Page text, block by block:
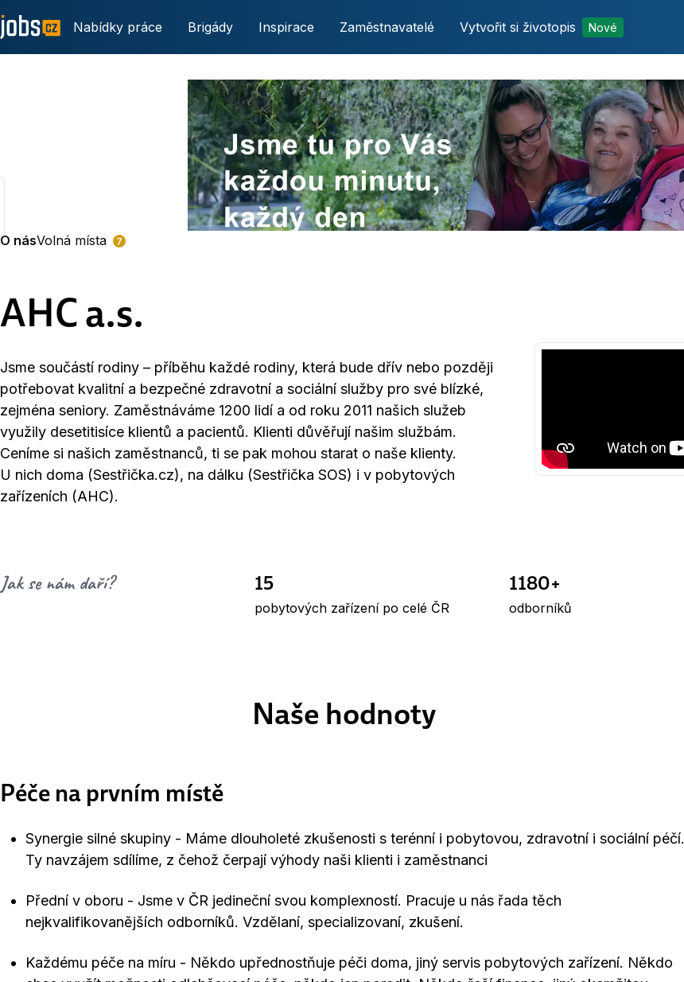
Nabídky práce Brigády Inspirace Zaměstnavatelé Vytvořit si životopis Nové
O násVolná místa 7
AHC a.s.
Jsme součástí rodiny – příběhu každé rodiny, která bude dřív nebo později
potřebovat kvalitní a bezpečné zdravotní a sociální služby pro své blízké,
zejména seniory. Zaměstnáváme 1200 lidí a od roku 2011 našich služeb
využily desetitisíce klientů a pacientů. Klienti důvěřují našim službám.
Ceníme si našich zaměstnanců, ti se pak mohou starat o naše klienty.
U nich doma (Sestřička.cz), na dálku (Sestřička SOS) i v pobytových
zařízeních (AHC).
Jak se nám daří? 15
pobytových zařízení po celé ČR
1180+
odborníků
Naše hodnoty
Péče na prvním místě
Synergie silné skupiny - Máme dlouholeté zkušenosti s terénní i pobytovou, zdravotní i sociální péčí.
Ty navzájem sdílíme, z čehož čerpají výhody naši klienti i zaměstnanci
Přední v oboru - Jsme v ČR jedineční svou komplexností. Pracuje u nás řada těch
nejkvalifikovanějších odborníků. Vzdělaní, specializovaní, zkušení.
Každému péče na míru - Někdo upřednostňuje péči doma, jiný servis pobytových zařízení. Někdo